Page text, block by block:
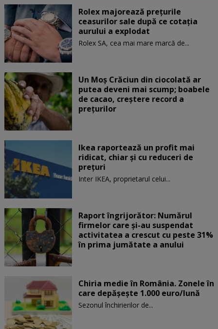
Rolex majorează preţurile
ceasurilor sale după ce cotaţia
aurului a explodat
Rolex SA, cea mai mare marcă de...
Un Moş Crăciun din ciocolată ar
putea deveni mai scump; boabele
de cacao, creştere record a
preţurilor
Ikea raportează un profit mai
ridicat, chiar și cu reduceri de
preţuri
Inter IKEA, proprietarul celui...
Raport îngrijorător: Numărul
firmelor care şi-au suspendat
activitatea a crescut cu peste 31%
în prima jumătate a anului
Chiria medie în România. Zonele în
care depăşeşte 1.000 euro/lună
Sezonul închirierilor de...